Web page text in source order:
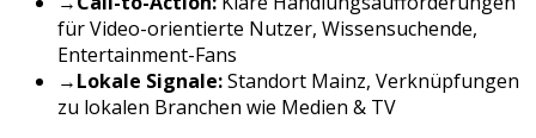
fürVideo-orientierte Nutzer, Wissensuchende,
Entertainment-Fans
→Lokale Signale:Standort Mainz, Verknüpfungen
zu lokalen Branchen wie Medien & TV